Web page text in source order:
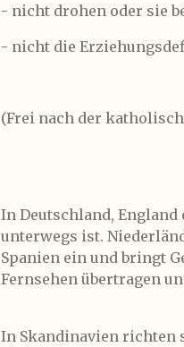
- nicht drohen oder sie
- nicht die
(Frei nach der
In Deutschland,
unterwegs ist.
Spanien ein und bringt
Fernsehen übertragen
In Skandinavien richten